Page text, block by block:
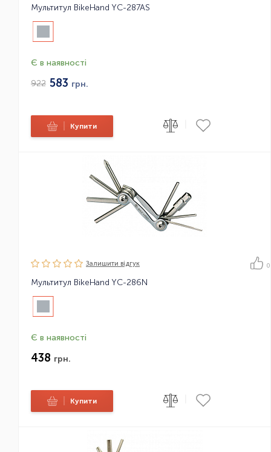
Мультитул BikeHand YC-287AS
Є в наявності
922 583 грн.
Купити
Залишити вiдгук 0
Мультитул BikeHand YC-286N
Є в наявності
438 грн.
Купити